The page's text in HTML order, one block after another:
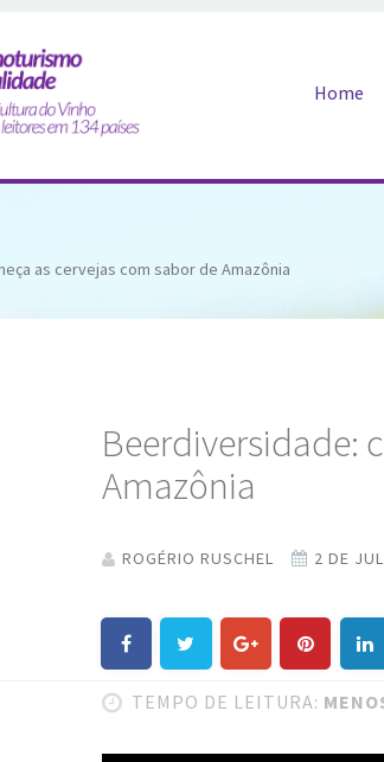
Home
as cervejas com sabor de Amazônia
Beerdiversidade:
Amazônia
ROGÉRIO RUSCHEL
TEMPO DE LEITURA: